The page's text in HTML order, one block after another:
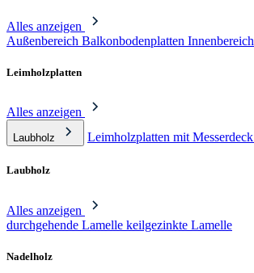
Alles anzeigen
Außenbereich Balkonbodenplatten Innenbereich
Leimholzplatten
Alles anzeigen
Laubholz Leimholzplatten mit Messerdeck
Laubholz
Alles anzeigen
durchgehende Lamelle keilgezinkte Lamelle
Nadelholz